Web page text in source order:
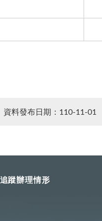
資料發布日期：110-11-01
追蹤辦理情形